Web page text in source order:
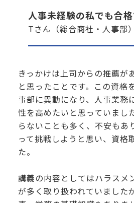
人事未経験の私でも合格
Tさん（総合商社・人事部）
きっかけは上司からの推薦が
と思ったことです。この資格
事部に異動になり、人事業務
性を高めたいと思っていまし
らないことも多く、不安もあ
って挑戦しようと思い、資格
た。
講義の内容としてはハラスメ
が多く取り扱われていました